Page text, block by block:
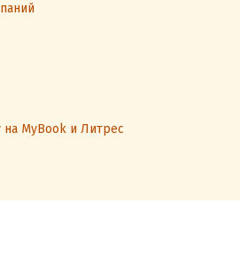
на MyBook и Литрес